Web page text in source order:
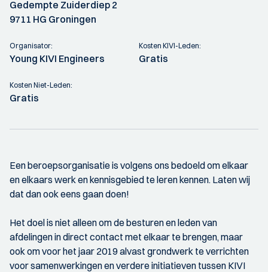
Gedempte Zuiderdiep 2
9711 HG Groningen
Organisator:
Young KIVI Engineers
Kosten KIVI-Leden:
Gratis
Kosten Niet-Leden:
Gratis
Een beroepsorganisatie is volgens ons bedoeld om elkaar
en elkaars werk en kennisgebied te leren kennen. Laten wij
dat dan ook eens gaan doen!
Het doel is niet alleen om de besturen en leden van
afdelingen in direct contact met elkaar te brengen, maar
ook om voor het jaar 2019 alvast grondwerk te verrichten
voor samenwerkingen en verdere initiatieven tussen KIVI